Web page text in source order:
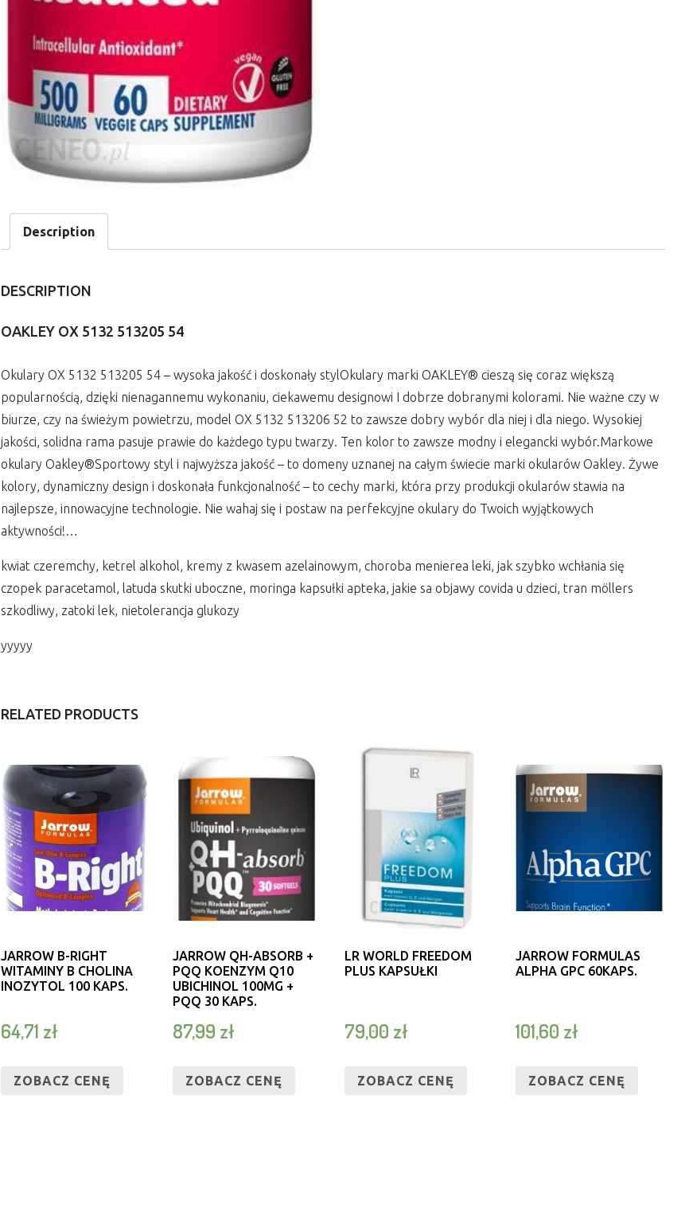
Description
DESCRIPTION
OAKLEY OX 5132 513205 54
Okulary OX 5132 513205 54 – wysoka jakość i doskonały stylOkulary marki OAKLEY® cieszą się coraz większą
popularnością, dzięki nienagannemu wykonaniu, ciekawemu designowi I dobrze dobranymi kolorami. Nie ważne czy w
biurze, czy na świeżym powietrzu, model OX 5132 513206 52 to zawsze dobry wybór dla niej i dla niego. Wysokiej
jakości, solidna rama pasuje prawie do każdego typu twarzy. Ten kolor to zawsze modny i elegancki wybór.Markowe
okulary Oakley®Sportowy styl i najwyższa jakość – to domeny uznanej na całym świecie marki okularów Oakley. Żywe
kolory, dynamiczny design i doskonała funkcjonalność – to cechy marki, która przy produkcji okularów stawia na
najlepsze, innowacyjne technologie. Nie wahaj się i postaw na perfekcyjne okulary do Twoich wyjątkowych
aktywności!…
kwiat czeremchy, ketrel alkohol, kremy z kwasem azelainowym, choroba menierea leki, jak szybko wchłania się
czopek paracetamol, latuda skutki uboczne, moringa kapsułki apteka, jakie sa objawy covida u dzieci, tran möllers
szkodliwy, zatoki lek, nietolerancja glukozy
yyyyy
RELATED PRODUCTS
JARROW B-RIGHT
WITAMINY B CHOLINA
INOZYTOL 100 KAPS.
64,71 zł
ZOBACZ CENĘ
JARROW QH-ABSORB +
PQQ KOENZYM Q10
UBICHINOL 100MG +
PQQ 30 KAPS.
87,99 zł
ZOBACZ CENĘ
LR WORLD FREEDOM
PLUS KAPSUŁKI
79,00 zł
ZOBACZ CENĘ
JARROW FORMULAS
ALPHA GPC 60KAPS.
101,60 zł
ZOBACZ CENĘ